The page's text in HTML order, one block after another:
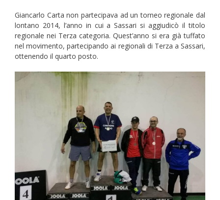
Giancarlo Carta non partecipava ad un torneo regionale dal
lontano 2014, l’anno in cui a Sassari si aggiudicò il titolo
regionale nei Terza categoria. Quest’anno si era già tuffato
nel movimento, partecipando ai regionali di Terza a Sassari,
ottenendo il quarto posto.